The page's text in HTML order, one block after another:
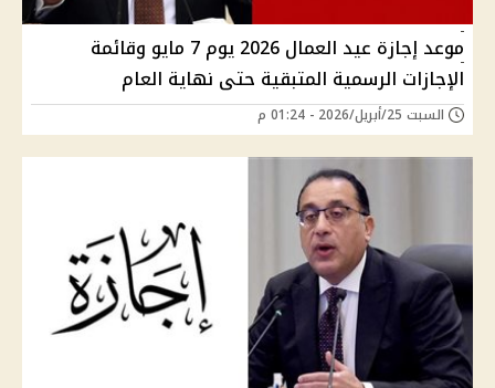
موعد إجازة عيد العمال 2026 يوم 7 مايو وقائمة
الإجازات الرسمية المتبقية حتى نهاية العام
السبت 25/أبريل/2026 - 01:24 م